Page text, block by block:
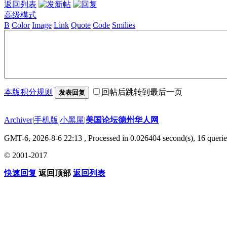
返回列表
高级模式
B Color Image Link Quote Code Smilies
本版积分规则 发表回复 回帖后跳转到最后一页
Archiver|手机版|小黑屋|美国论坛德州华人网
GMT-6, 2026-8-6 22:13 , Processed in 0.026404 second(s), 16
© 2001-2017
快速回复 返回顶部 返回列表